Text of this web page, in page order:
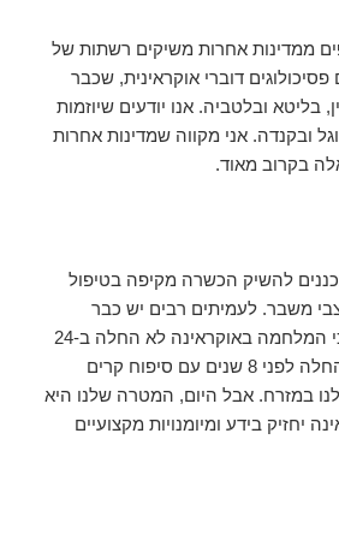
ממדינות אחרות משיקים רשתות של
דוברי אוקראינית, שכבר
בליטא ובלטביה. אנו יודעים שיוזמות
ובקנדה. אני מקווה שמדינות אחרות
בקרוב מאוד.
להשיק הכשרה מקיפה בטיפול
משבר. לעמיתים רבים יש כבר
מיומנויות רלוונטיות, כי המלחמה באוקראינה לא החלה ב-24
בפברואר 2022, היא החלה לפני 8 שנים עם סיפוח קרים
במזרח. אבל היום, המטרה שלנו היא
יחזיק בידע ומיומנויות מקצועיים